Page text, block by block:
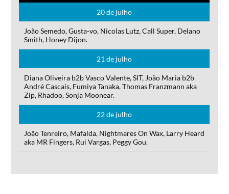
20 de julho
João Semedo, Gusta-vo, Nicolas Lutz, Call Super, Delano
Smith, Honey Dijon.
21 de julho
Diana Oliveira b2b Vasco Valente, SIT, João Maria b2b
André Cascais, Fumiya Tanaka, Thomas Franzmann aka
Zip, Rhadoo, Sonja Moonear.
22 de julho
João Tenreiro, Mafalda, Nightmares On Wax, Larry Heard
aka MR Fingers, Rui Vargas, Peggy Gou.